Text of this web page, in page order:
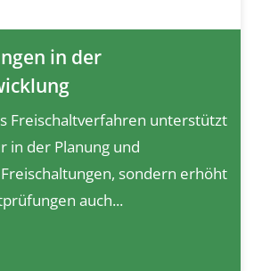
in der
Freischaltverfahren unterstützt
in der Planung und
sondern erhöht
auch...